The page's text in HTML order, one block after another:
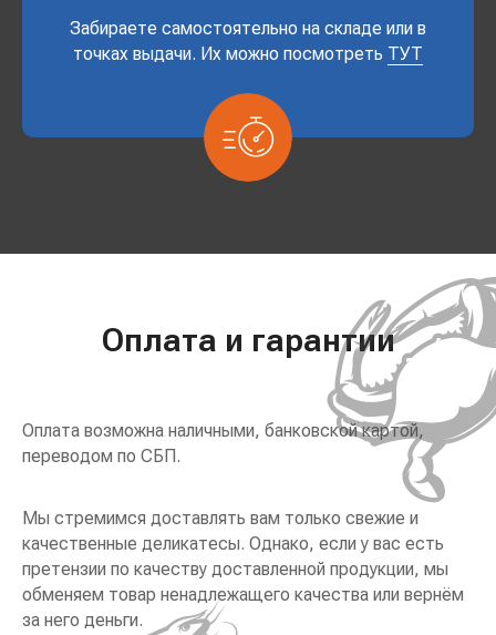
Забираете самостоятельно на складе или в
точках выдачи. Их можно посмотреть ТУТ
Оплата и гарантии
Оплата возможна наличными, банковской картой,
переводом по СБП.
Мы стремимся доставлять вам только свежие и
качественные деликатесы. Однако, если у вас есть
претензии по качеству доставленной продукции, мы
обменяем товар ненадлежащего качества или вернём
за него деньги.